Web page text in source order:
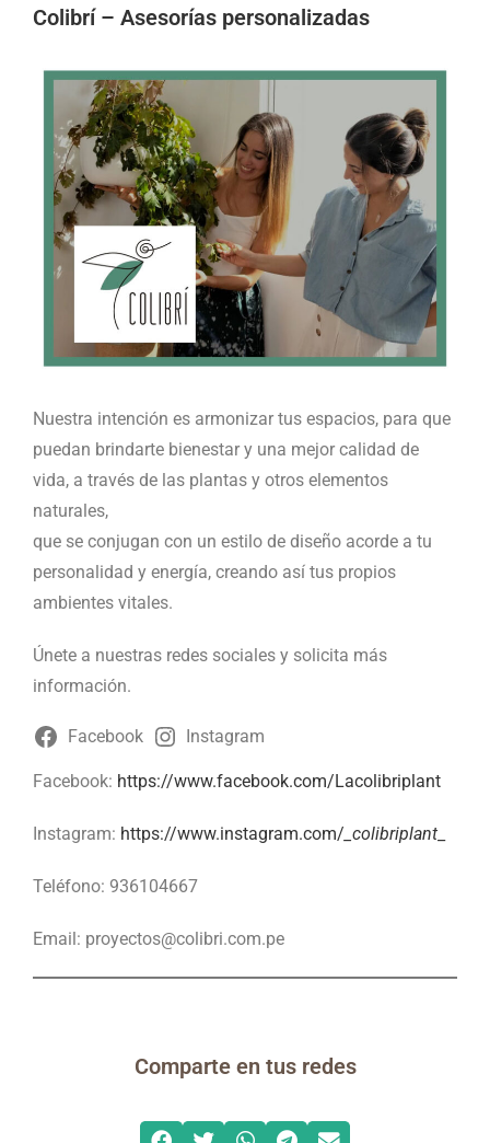
Colibrí – Asesorías personalizadas
Nuestra intención es armonizar tus espacios, para que
puedan brindarte bienestar ​y una mejor calidad de
vida, a través de las plantas y otros elementos
naturales,
​que se conjugan con un estilo de diseño acorde a tu
personalidad ​y energía, creando así tus propios
ambientes vitales.
Únete a nuestras redes sociales y solicita más
información.
Facebook Instagram
Facebook: https://www.facebook.com/Lacolibriplant
Instagram: https://www.instagram.com/ _colibriplant
Teléfono: 936104667
Email: proyectos@colibri.com.pe
Comparte en tus redes